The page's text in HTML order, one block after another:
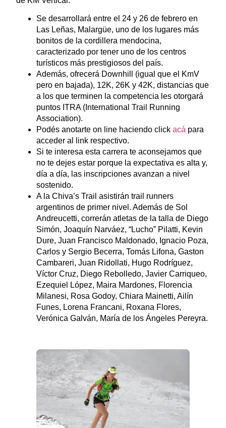
Se desarrollará entre el 24 y 26 de febrero en
Las Leñas, Malargüe, uno de los lugares más
bonitos de la cordillera mendocina,
caracterizado por tener uno de los centros
turísticos más prestigiosos del país.
Además, ofrecerá Downhill (igual que el KmV
pero en bajada), 12K, 26K y 42K, distancias que
a los que terminen la competencia les otorgará
puntos ITRA (International Trail Running
Association).
Podés anotarte on line haciendo click acápara
acceder al link respectivo.
Si te interesa esta carrera te aconsejamos que
no te dejes estar porque la expectativa es alta y,
día a día, las inscripciones avanzan a nivel
sostenido.
A la Chiva’s Trail asistirán trail runners
argentinos de primer nivel. Además de Sol
Andreucetti, correrán atletas de la talla de Diego
Simón, Joaquín Narváez, “Lucho” Pilatti, Kevin
Dure, Juan Francisco Maldonado, Ignacio Poza,
Carlos y Sergio Becerra, Tomás Lifona, Gaston
Cambareri, Juan Ridollati, Hugo Rodríguez,
Víctor Cruz, Diego Rebolledo, Javier Carriqueo,
Ezequiel López, Maira Mardones, Florencia
Milanesi, Rosa Godoy, Chiara Mainetti, Ailín
Funes, Lorena Francani, Roxana Flores,
Verónica Galván, María de los Ángeles Pereyra.